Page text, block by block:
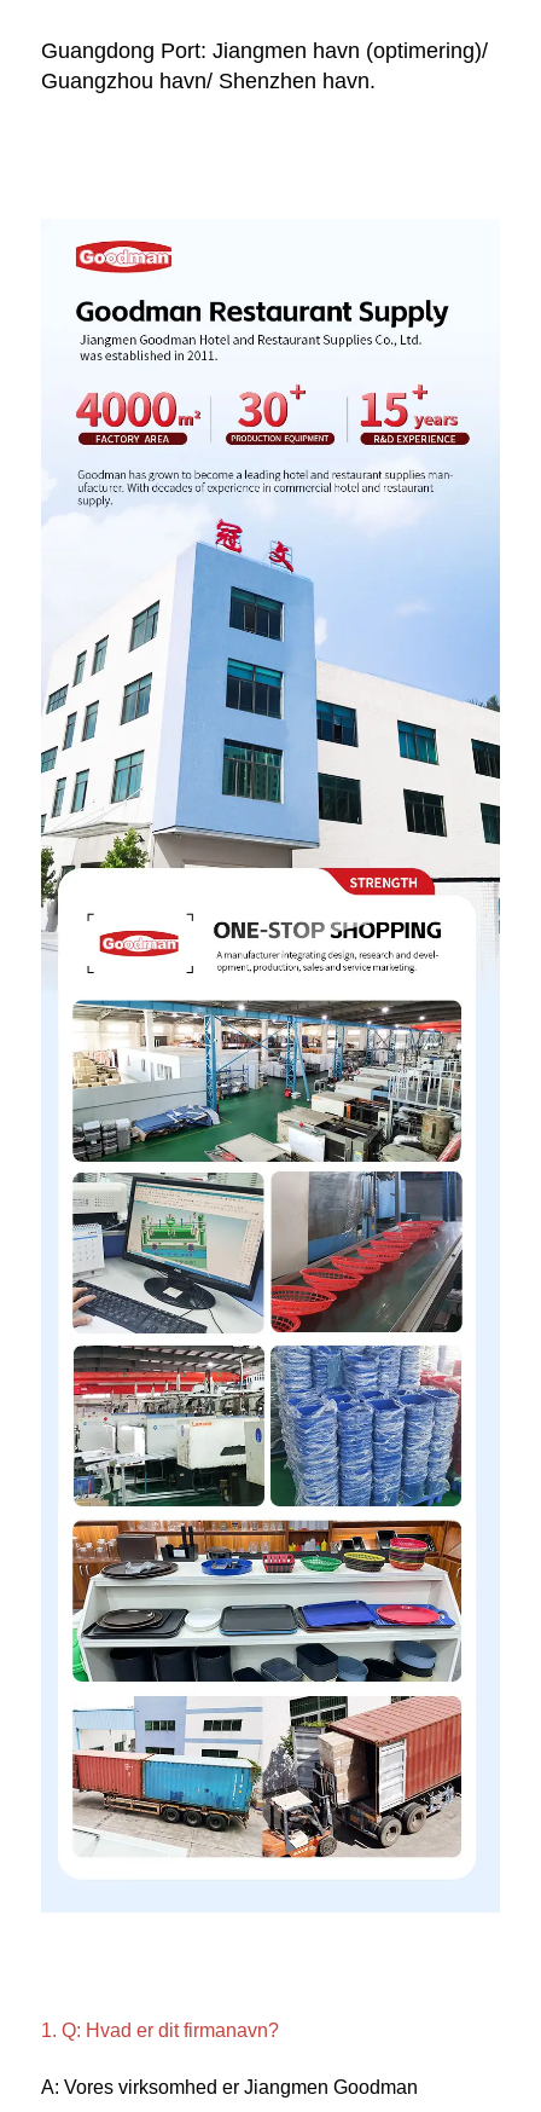
Guangdong Port: Jiangmen havn (optimering)/
Guangzhou havn/ Shenzhen havn.
1. Q: Hvad er dit firmanavn?
A: Vores virksomhed er Jiangmen Goodman